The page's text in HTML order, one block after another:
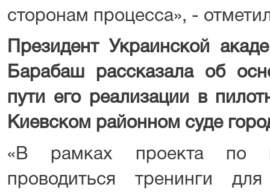
сторонам процесса», -
Президент Украинской
Барабаш рассказала об
пути его реализации в
Киевском районном суде
«В рамках проекта по
проводиться тренинги